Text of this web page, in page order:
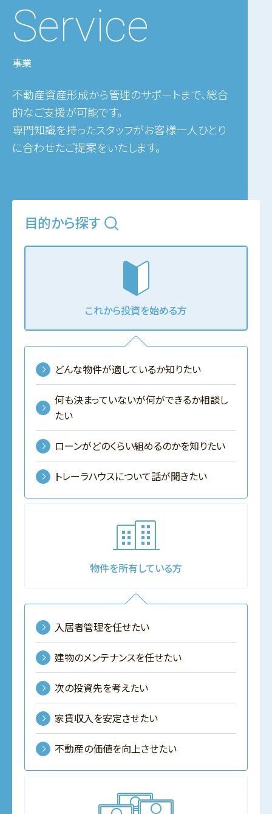
Service
事業
不動産資産形成から管理のサポートまで、総合
的なご支援が可能です。
専門知識を持ったスタッフがお客様一人ひとり
に合わせたご提案をいたします。
目的から探す
これから投資を始める方
どんな物件が適しているか知りたい
何も決まっていないが何ができるか相談し
たい
ローンがどのくらい組めるのかを知りたい
トレーラハウスについて話が聞きたい
物件を所有している方
入居者管理を任せたい
建物のメンテナンスを任せたい
次の投資先を考えたい
家賃収入を安定させたい
不動産の価値を向上させたい